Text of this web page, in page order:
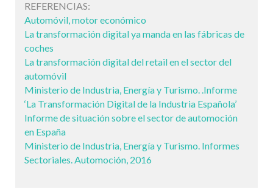
REFERENCIAS:
Automóvil, motor económico
La transformación digital ya manda en las fábricas de
coches
La transformación digital del retail en el sector del
automóvil
Ministerio de Industria, Energía y Turismo. .Informe
‘La Transformación Digital de la Industria Española’
Informe de situación sobre el sector de automoción
en España
Ministerio de Industria, Energía y Turismo. Informes
Sectoriales. Automoción, 2016